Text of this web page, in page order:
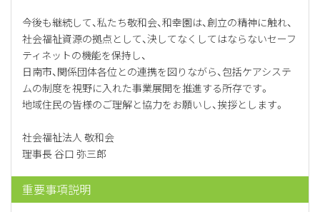
今後も継続して、私たち敬和会、和幸園は、創立の精神に触れ、
社会福祉資源の拠点として、決してなくしてはならないセーフ
ティネットの機能を保持し、
日南市、関係団体各位との連携を図りながら、包括ケアシステ
ムの制度を視野に入れた事業展開を推進する所存です。
地域住民の皆様のご理解と協力をお願いし、挨拶とします。
社会福祉法人 敬和会
理事長 谷口 弥三郎
重要事項説明